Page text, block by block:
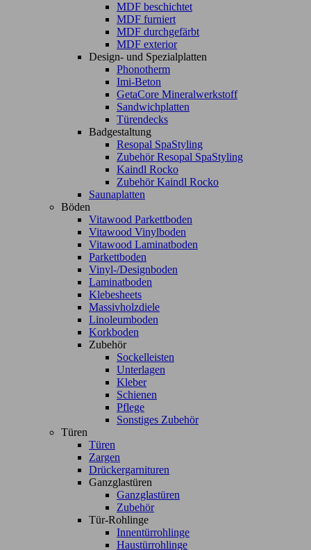
MDF beschichtet
MDF furniert
MDF durchgefärbt
MDF exterior
Design- und Spezialplatten
Phonotherm
Imi-Beton
GetaCore Mineralwerkstoff
Sandwichplatten
Türendecks
Badgestaltung
Resopal SpaStyling
Zubehör Resopal SpaStyling
Kaindl Rocko
Zubehör Kaindl Rocko
Saunaplatten
Böden
Vitawood Parkettboden
Vitawood Vinylboden
Vitawood Laminatboden
Parkettboden
Vinyl-/Designboden
Laminatboden
Klebesheets
Massivholzdiele
Linoleumboden
Korkboden
Zubehör
Sockelleisten
Unterlagen
Kleber
Schienen
Pflege
Sonstiges Zubehör
Türen
Türen
Zargen
Drückergarnituren
Ganzglastüren
Ganzglastüren
Zubehör
Tür-Rohlinge
Innentürrohlinge
Haustürrohlinge